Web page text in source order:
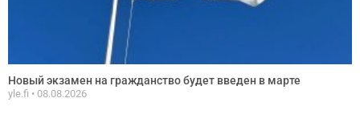
Новый экзамен на гражданство будет введен в марте
yle.fi 08.08.2026